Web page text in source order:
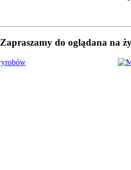
Zapraszamy do oglądana na